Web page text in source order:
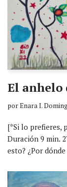
El anhelo
porEnara I.
[*Si lo prefieres,
Duración 9 min.
esto? ¿Por